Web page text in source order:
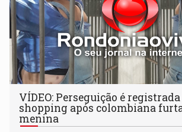
VÍDEO: Perseguição é
shopping após colombiana
menina